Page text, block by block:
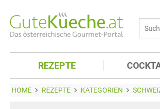
REZEPTE
HOME REZEPTE KATEGORIEN